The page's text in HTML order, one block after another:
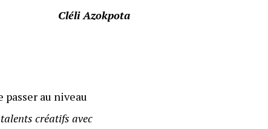
Cléli Azokpota
au niveau
créatifs avec